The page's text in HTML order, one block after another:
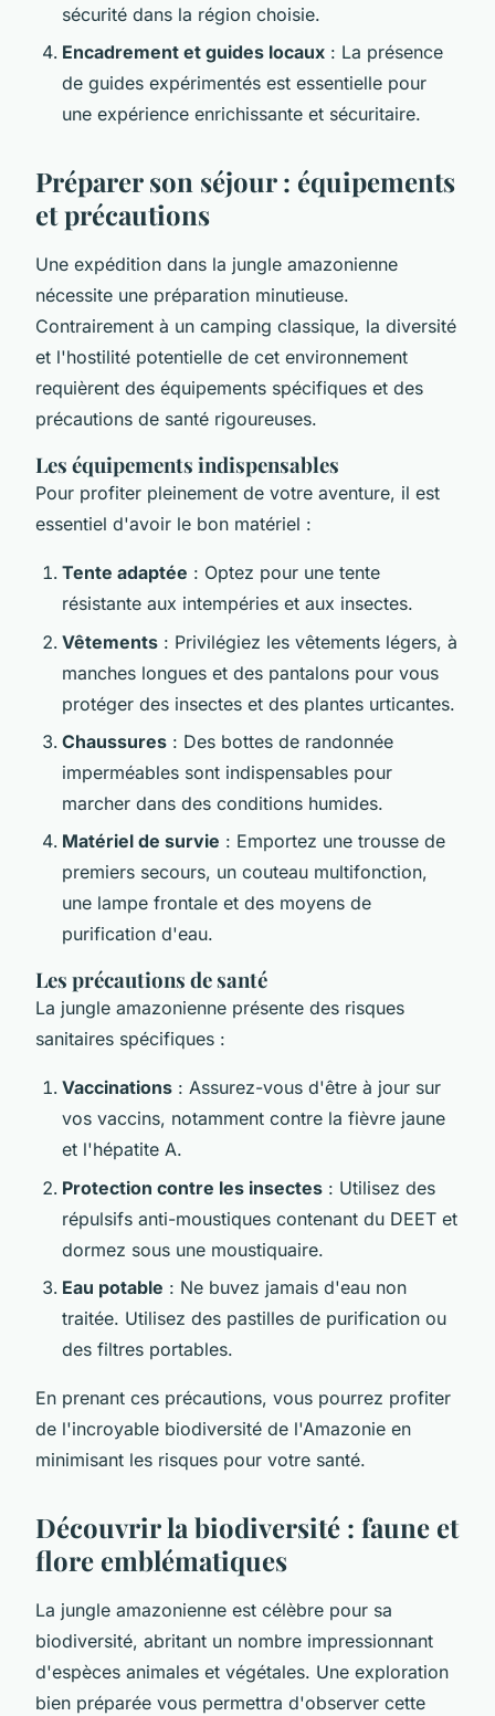
sécurité dans la région choisie.
Encadrement et guides locaux : La présence
de guides expérimentés est essentielle pour
une expérience enrichissante et sécuritaire.
Préparer son séjour : équipements
et précautions
Une expédition dans la jungle amazonienne
nécessite une préparation minutieuse.
Contrairement à un camping classique, la diversité
et l'hostilité potentielle de cet environnement
requièrent des équipements spécifiques et des
précautions de santé rigoureuses.
Les équipements indispensables
Pour profiter pleinement de votre aventure, il est
essentiel d'avoir le bon matériel :
Tente adaptée : Optez pour une tente
résistante aux intempéries et aux insectes.
Vêtements : Privilégiez les vêtements légers, à
manches longues et des pantalons pour vous
protéger des insectes et des plantes urticantes.
Chaussures : Des bottes de randonnée
imperméables sont indispensables pour
marcher dans des conditions humides.
Matériel de survie : Emportez une trousse de
premiers secours, un couteau multifonction,
une lampe frontale et des moyens de
purification d'eau.
Les précautions de santé
La jungle amazonienne présente des risques
sanitaires spécifiques :
Vaccinations : Assurez-vous d'être à jour sur
vos vaccins, notamment contre la fièvre jaune
et l'hépatite A.
Protection contre les insectes : Utilisez des
répulsifs anti-moustiques contenant du DEET et
dormez sous une moustiquaire.
Eau potable : Ne buvez jamais d'eau non
traitée. Utilisez des pastilles de purification ou
des filtres portables.
En prenant ces précautions, vous pourrez profiter
de l'incroyable biodiversité de l'Amazonie en
minimisant les risques pour votre santé.
Découvrir la biodiversité : faune et
flore emblématiques
La jungle amazonienne est célèbre pour sa
biodiversité, abritant un nombre impressionnant
d'espèces animales et végétales. Une exploration
bien préparée vous permettra d'observer cette